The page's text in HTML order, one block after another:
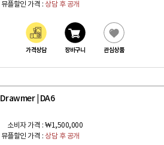
뮤플할인 가격 : 상담 후 공개
가격상담 장바구니 관심상품
Drawmer DA6
소비자 가격 : ₩1,500,000
뮤플할인 가격 : 상담 후 공개